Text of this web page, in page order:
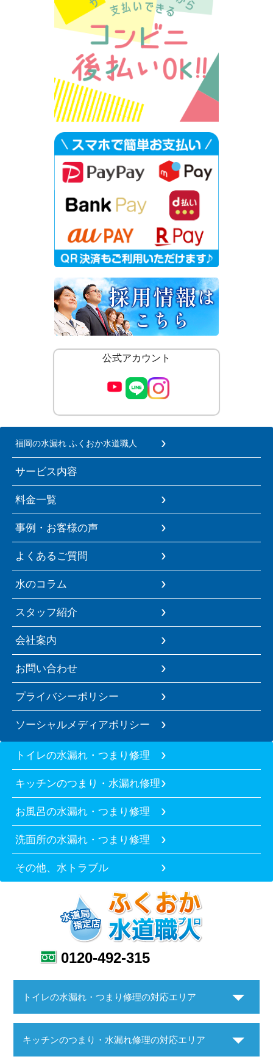
公式アカウント
福岡の水漏れ ふくおか水道職人
サービス内容
料金一覧
事例・お客様の声
よくあるご質問
水のコラム
スタッフ紹介
会社案内
お問い合わせ
プライバシーポリシー
ソーシャルメディアポリシー
トイレの水漏れ・つまり修理
キッチンのつまり・水漏れ修理
お風呂の水漏れ・つまり修理
洗面所の水漏れ・つまり修理
その他、水トラブル
0120-492-315
トイレの水漏れ・つまり修理の対応エリア
キッチンのつまり・水漏れ修理の対応エリア